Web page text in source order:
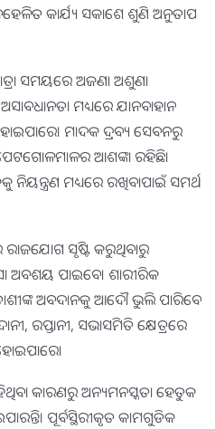
କାର୍ଯ୍ୟ ସକାଶେ ଶୁଣି ଅନୁତାପ
ସମୟରେ ଅଜଣା ଅଶୁଣା
ମଧ୍ୟରେ ଯାନବାହାନ
ମାଦକ ଦ୍ରବ୍ୟ ସେବନରୁ
ପେଟଗୋଳମାଳର ଆଶଙ୍କା ରହିଛି।
ନିୟନ୍ତ୍ରଣ ମଧ୍ୟରେ ରଖିବାପାଇଁ ସମର୍ଥ
ରାଜଯୋଗ ସୃଷ୍ଟି କରୁଥିବାରୁ
ଅବଶୟ ପାଇବେ। ଶାରୀରିକ
ଅବଦାନକୁ ଆଦୌ ଭୁଲି ପାରିବେ
ରପ୍ତାନୀ, ସଭାସମିତି କ୍ଷେତ୍ରରେ
କାରଣରୁ ଅନ୍ୟମନସ୍କତା ହେତୁକ
ପୂର୍ବସ୍ଥିରୀକୃତ କାମଗୁଡିକ